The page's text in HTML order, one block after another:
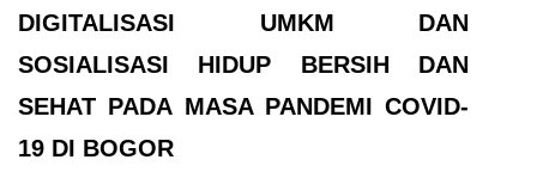
DIGITALISASI UMKM DAN
SOSIALISASI HIDUP BERSIH DAN
SEHAT PADA MASA PANDEMI COVID-
19 DI BOGOR